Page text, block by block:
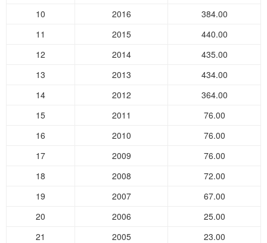
10
2016
384.00
11
2015
440.00
12
2014
435.00
13
2013
434.00
14
2012
364.00
15
2011
76.00
16
2010
76.00
17
2009
76.00
18
2008
72.00
19
2007
67.00
20
2006
25.00
21
2005
23.00